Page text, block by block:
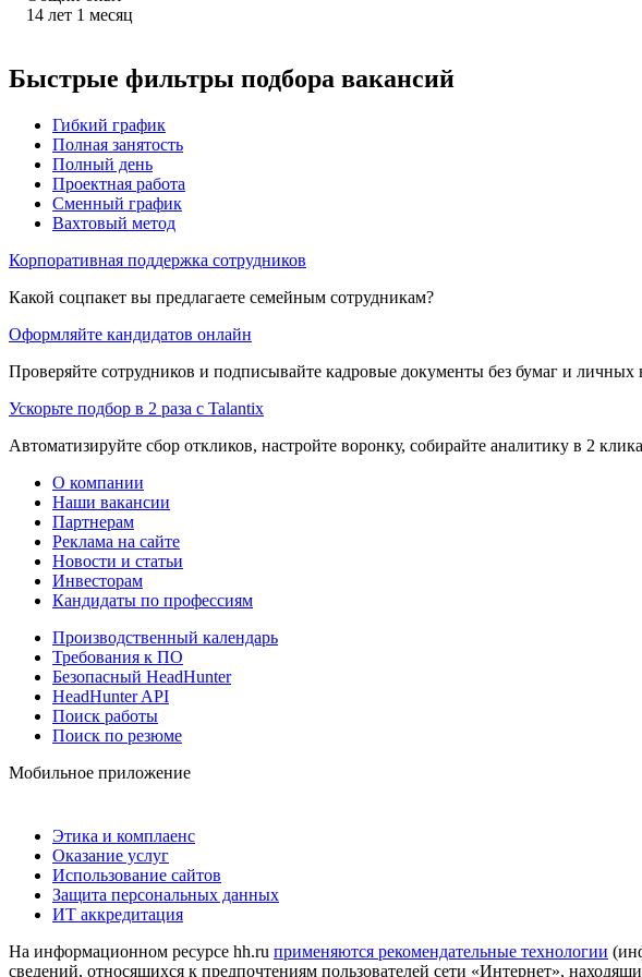
14 лет 1 месяц
Быстрые фильтры подбора вакансий
Гибкий график
Полная занятость
Полный день
Проектная работа
Сменный график
Вахтовый метод
Корпоративная поддержка сотрудников
Какой соцпакет вы предлагаете семейным сотрудникам?
Оформляйте кандидатов онлайн
Проверяйте сотрудников и подписывайте кадровые документы без бумаг и личных
Ускорьте подбор в 2 раза с Talantix
Автоматизируйте сбор откликов, настройте воронку, собирайте аналитику в 2 клика
О компании
Наши вакансии
Партнерам
Реклама на сайте
Новости и статьи
Инвесторам
Кандидаты по профессиям
Производственный календарь
Требования к ПО
Безопасный HeadHunter
HeadHunter API
Поиск работы
Поиск по резюме
Мобильное приложение
Этика и комплаенс
Оказание услуг
Использование сайтов
Защита персональных данных
ИТ аккредитация
На информационном ресурсе hh.ru применяются рекомендательные технологии
сведений, относящихся к предпочтениям пользователей сети «Интернет»,